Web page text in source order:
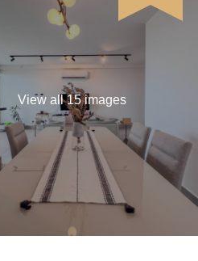
View all 15 images